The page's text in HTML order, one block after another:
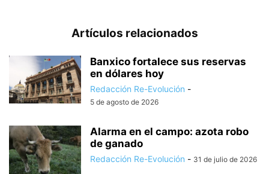
Artículos relacionados
Banxico fortalece sus reservas
en dólares hoy
Redacción Re-Evolución -
5 de agosto de 2026
Alarma en el campo: azota robo
de ganado
Redacción Re-Evolución - 31 de julio de 2026